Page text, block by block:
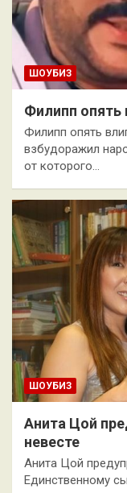
ШОУБИЗ
Филипп опять
Филипп опять
взбудоражил
от которого…
ШОУБИЗ
Анита Цой
невесте
Анита Цой
Единственному